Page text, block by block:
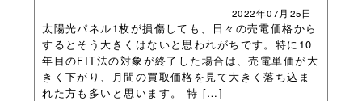
2022年07月25日
太陽光パネル1枚が損傷しても、日々の売電価格から
するとそう大きくはないと思われがちです。特に10
年目のFIT法の対象が終了した場合は、売電単価が大
きく下がり、月間の買取価格を見て大きく落ち込ま
れた方も多いと思います。 特 […]